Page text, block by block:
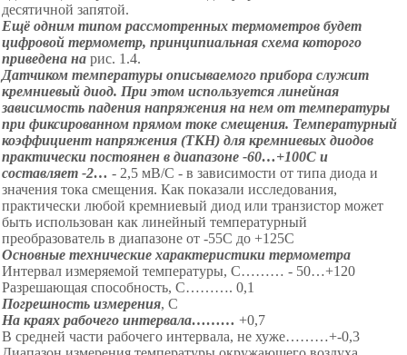
десятичной запятой.
Ещё одним типом рассмотренных термометров будет
цифровой термометр, принципиальная схема которого
приведена на рис. 1 .4.
Датчиком температуры описываемого прибора служит
кремниевый диод. При этом используется линейная
зависимость падения напряжения на нем от температуры
при фиксированном прямом токе смещения. Температурный
коэффициент напряжения (ТКН) для кремниевых диодов
практически постоянен в диапазоне -60…+100С и
составляет -2… - 2,5 мВ/С - в зависимости от типа диода и
значения тока смещения. Как показали исследования,
практически любой кремниевый диод или транзистор может
быть использован как линейный температурный
преобразователь в диапазоне от -55С до +125С
Основные технические характеристики термометра
Интервал измеряемой температуры, С……… - 50…+120
Разрешающая способность, С………. 0,1
Погрешность измерения, С
На краях рабочего интервала……… +0,7
В средней части рабочего интервала, не хуже………+-0,3